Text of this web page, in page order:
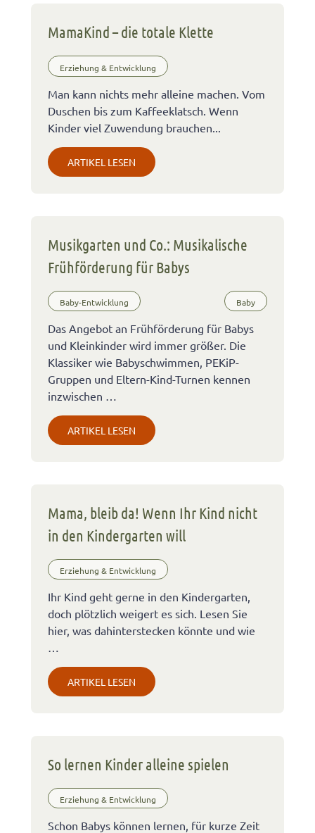
MamaKind – die totale Klette
Erziehung & Entwicklung
Man kann nichts mehr alleine machen. Vom
Duschen bis zum Kaffeeklatsch. Wenn
Kinder viel Zuwendung brauchen...
ARTIKEL LESEN
Musikgarten und Co.: Musikalische
Frühförderung für Babys
Baby-Entwicklung Baby
Das Angebot an Frühförderung für Babys
und Kleinkinder wird immer größer. Die
Klassiker wie Babyschwimmen, PEKiP-
Gruppen und Eltern-Kind-Turnen kennen
inzwischen …
ARTIKEL LESEN
Mama, bleib da! Wenn Ihr Kind nicht
in den Kindergarten will
Erziehung & Entwicklung
Ihr Kind geht gerne in den Kindergarten,
doch plötzlich weigert es sich. Lesen Sie
hier, was dahinterstecken könnte und wie
ARTIKEL LESEN
So lernen Kinder alleine spielen
Erziehung & Entwicklung
Schon Babys können lernen, für kurze Zeit